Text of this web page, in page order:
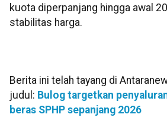
kuota diperpanjang hingga awal
stabilitas harga.
Berita ini telah tayang di
judul: Bulog targetkan
beras SPHP sepanjang 2026